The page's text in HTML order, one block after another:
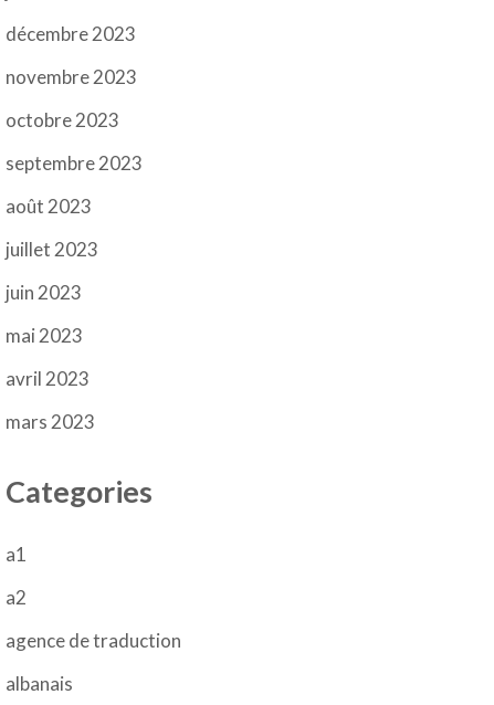
décembre 2023
novembre 2023
octobre 2023
septembre 2023
août 2023
juillet 2023
juin 2023
mai 2023
avril 2023
mars 2023
Categories
a1
a2
agence de traduction
albanais